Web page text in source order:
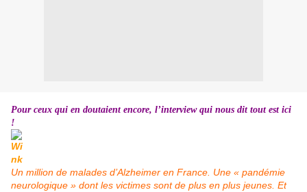
Pour ceux qui en doutaient encore, l’interview qui nous dit tout est ici
!
Un million de malades d’Alzheimer en France. Une « pandémie
neurologique » dont les victimes sont de plus en plus jeunes. Et